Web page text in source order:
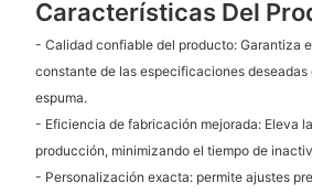
Características Del
- Calidad confiable del producto: Garantiza
constante de las especificaciones deseadas
espuma.
- Eficiencia de fabricación mejorada: Eleva
producción, minimizando el tiempo de
- Personalización exacta: permite ajustes